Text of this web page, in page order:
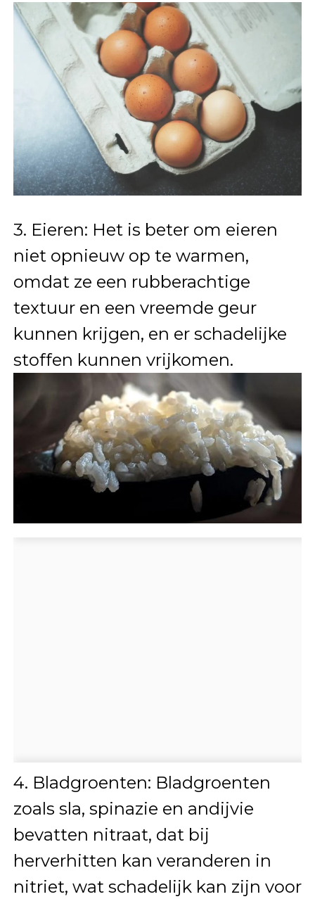
3. Eieren: Het is beter om eieren
niet opnieuw op te warmen,
omdat ze een rubberachtige
textuur en een vreemde geur
kunnen krijgen, en er schadelijke
stoffen kunnen vrijkomen.
4. Bladgroenten: Bladgroenten
zoals sla, spinazie en andijvie
bevatten nitraat, dat bij
herverhitten kan veranderen in
nitriet, wat schadelijk kan zijn voor